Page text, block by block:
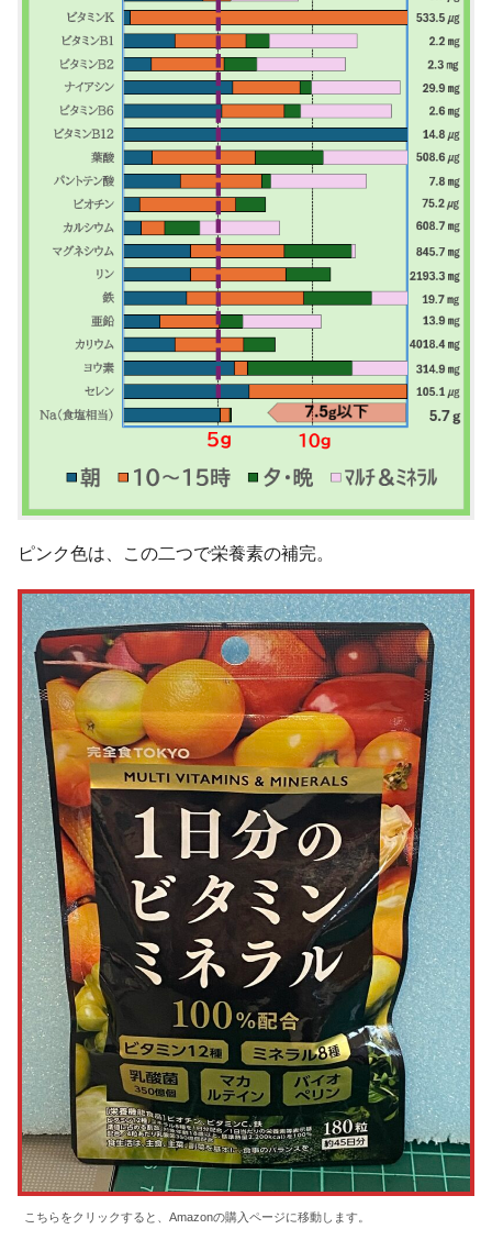
ピンク色は、この二つで栄養素の補完。
こちらをクリックすると、Amazonの購入ページに移動します。